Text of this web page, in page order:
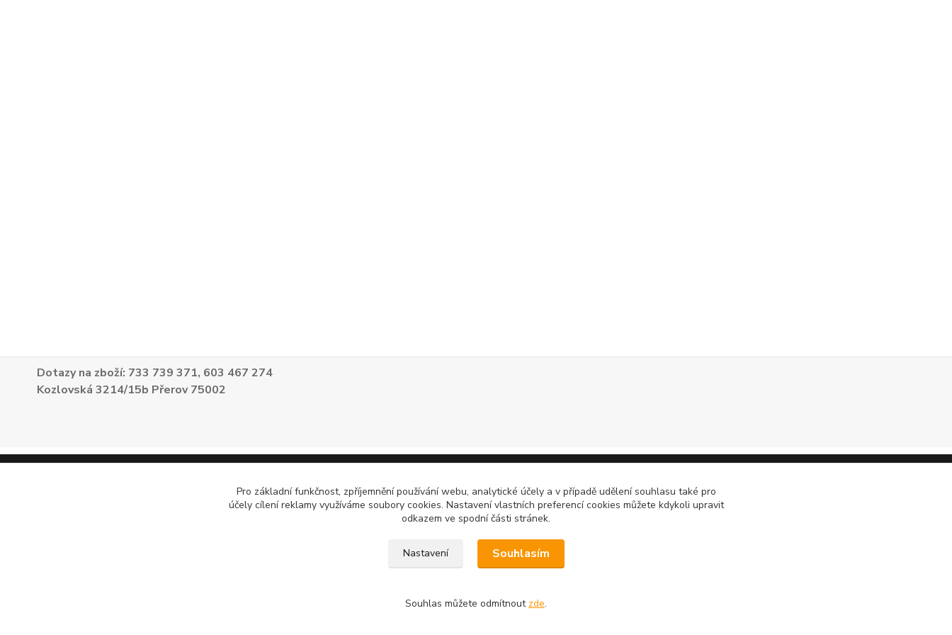
Dotazy na zboží: 733 739 371, 603 467 274
Kozlovská 3214/15b Přerov 75002
Pro základní funkčnost, zpříjemnění používání webu, analytické účely a v případě udělení souhlasu také pro
účely cílení reklamy využíváme soubory cookies. Nastavení vlastních preferencí cookies můžete kdykoli upravit
odkazem ve spodní části stránek.
Nastavení Souhlasím
Souhlas můžete odmítnout zde.